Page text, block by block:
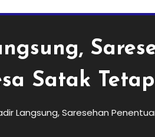
Satak
Langsung, Saresehan
Berita Kediri Raya Berita